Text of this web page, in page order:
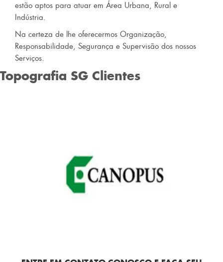
estão aptos para atuar em Área Urbana, Rural e
Indústria.
Na certeza de lhe oferecermos Organização,
Responsabilidade, Segurança e Supervisão dos nossos
Serviços.
Topografia SG Clientes